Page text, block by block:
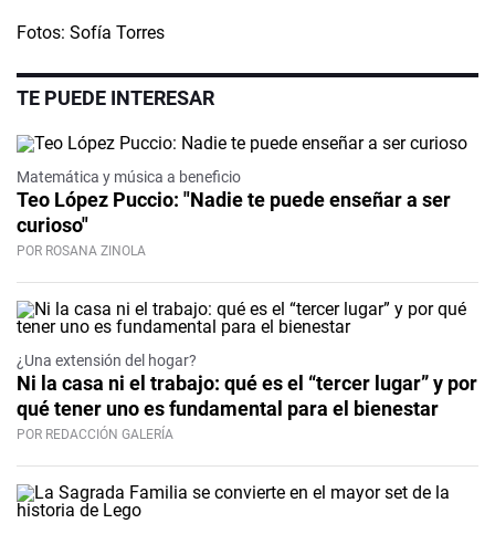
Fotos: Sofía Torres
TE PUEDE INTERESAR
Matemática y música a beneficio
Teo López Puccio: "Nadie te puede enseñar a ser
curioso"
POR ROSANA ZINOLA
¿Una extensión del hogar?
Ni la casa ni el trabajo: qué es el “tercer lugar” y por
qué tener uno es fundamental para el bienestar
POR REDACCIÓN GALERÍA